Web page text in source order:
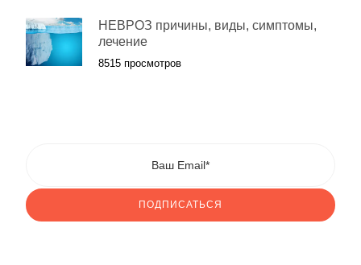
НЕВРОЗ причины, виды, симптомы,
лечение
8515 просмотров
ПОДПИСАТЬСЯ